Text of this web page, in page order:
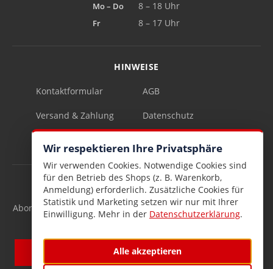
Mo – Do
8 – 18 Uhr
Fr
8 – 17 Uhr
HINWEISE
Kontaktformular AGB
Versand & Zahlung Datenschutz
INFOBRIEF
Abonnieren Sie den kostenlosen Lesen & Schenken-Infobrief
und verpassen Sie keine Neuigkeiten mehr.
Wir respektieren Ihre Privatsphäre
Wir verwenden Cookies. Notwendige Cookies sind
für den Betrieb des Shops (z. B. Warenkorb,
Anmeldung) erforderlich. Zusätzliche Cookies für
Statistik und Marketing setzen wir nur mit Ihrer
Einwilligung. Mehr in der Datenschutzerklärung.
Alle akzeptieren